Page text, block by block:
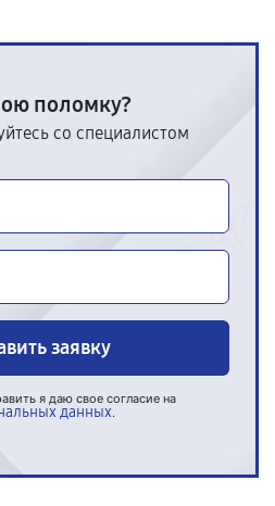
поломку?
со специалистом
заявку
я даю свое согласие на
данных.